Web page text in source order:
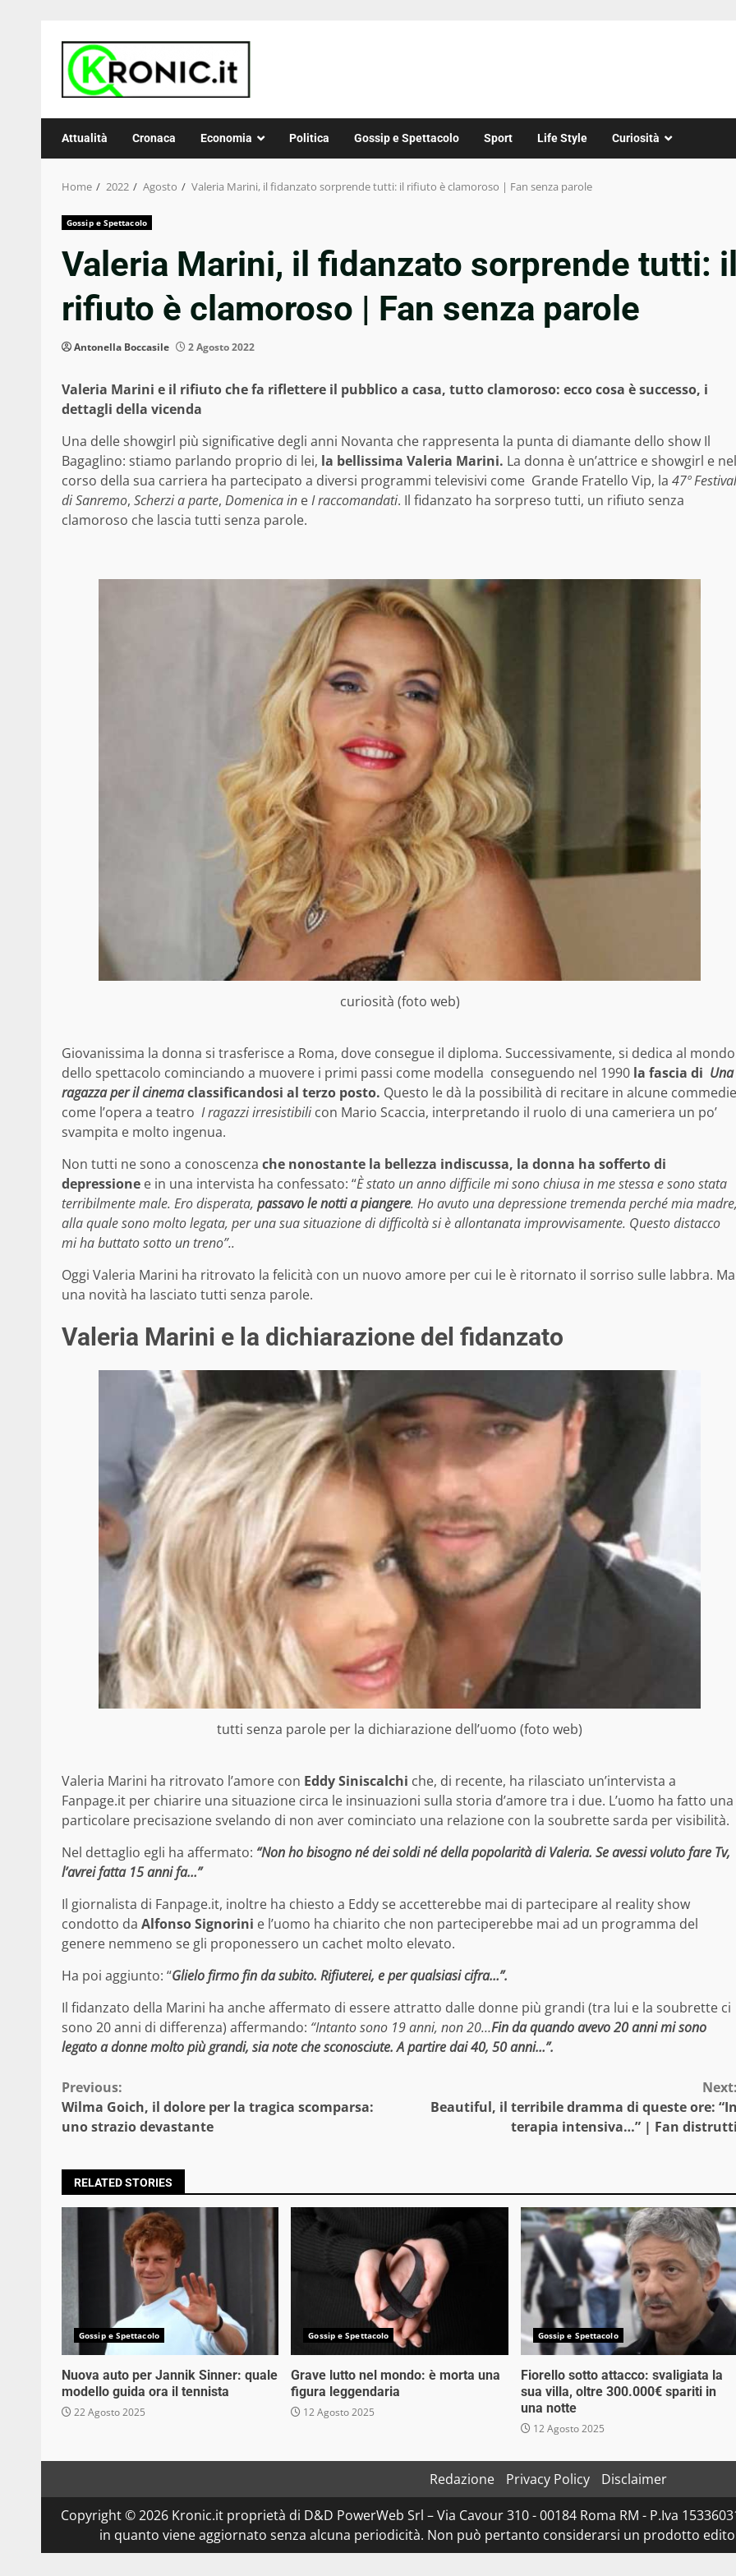
content
Attualità Cronaca Economia Politica Gossip e Spettacolo Sport Life Style Curiosità
Home 2022 Agosto Valeria Marini, il fidanzato sorprende tutti: il rifiuto è clamoroso | Fan senza parole
Gossip e Spettacolo
Valeria Marini, il fidanzato sorprende tutti:
rifiuto è clamoroso | Fan senza parole
Antonella Boccasile 2 Agosto 2022
Valeria Marini e il rifiuto che fa riflettere il pubblico a casa, tutto clamoroso: ecco cosa è successo, i
dettagli della vicenda
Una delle showgirl più significative degli anni Novanta che rappresenta la punta di diamante dello show Il
Bagaglino: stiamo parlando proprio di lei, la bellissima Valeria Marini. La donna è un’attrice e showgirl e nel
corso della sua carriera ha partecipato a diversi programmi televisivi come Grande Fratello Vip, la 47º Festival
di Sanremo, Scherzi a parte, Domenica in eI raccomandati. Il fidanzato ha sorpreso tutti, un rifiuto senza
clamoroso che lascia tutti senza parole.
curiosità (foto web)
Giovanissima la donna si trasferisce a Roma, dove consegue il diploma. Successivamente, si dedica al mondo
dello spettacolo cominciando a muovere i primi passi come modella conseguendo nel 1990 la fascia di Una
ragazza per il cinemaclassificandosi al terzo posto. Questo le dà la possibilità di recitare in alcune commedie
come l’opera a teatro I ragazzi irresistibili con Mario Scaccia, interpretando il ruolo di una cameriera un po’
svampita e molto ingenua.
Non tutti ne sono a conoscenza che nonostante la bellezza indiscussa, la donna ha sofferto di
depressione e in una intervista ha confessato: “È stato un anno difficile mi sono chiusa in me stessa e sono stata
terribilmente male. Ero disperata, passavo le notti a piangere. Ho avuto una depressione tremenda perché mia
alla quale sono molto legata, per una sua situazione di difficoltà si è allontanata improvvisamente. Questo distacco
mi ha buttato sotto un treno”..
Oggi Valeria Marini ha ritrovato la felicità con un nuovo amore per cui le è ritornato il sorriso sulle labbra. Ma
una novità ha lasciato tutti senza parole.
Valeria Marini e la dichiarazione del fidanzato
tutti senza parole per la dichiarazione dell’uomo (foto web)
Valeria Marini ha ritrovato l’amore con Eddy Siniscalchi che, di recente, ha rilasciato un’intervista a
Fanpage.it per chiarire una situazione circa le insinuazioni sulla storia d’amore tra i due. L’uomo ha fatto una
particolare precisazione svelando di non aver cominciato una relazione con la soubrette sarda per visibilità.
Nel dettaglio egli ha affermato: “Non ho bisogno né dei soldi né della popolarità di Valeria. Se avessi voluto fare Tv,
l’avrei fatta 15 anni fa…”
Il giornalista di Fanpage.it, inoltre ha chiesto a Eddy se accetterebbe mai di partecipare al reality show
condotto da Alfonso Signorini e l’uomo ha chiarito che non parteciperebbe mai ad un programma del
genere nemmeno se gli proponessero un cachet molto elevato.
Ha poi aggiunto: “Glielo firmo fin da subito. Rifiuterei, e per qualsiasi cifra…”.
Il fidanzato della Marini ha anche affermato di essere attratto dalle donne più grandi (tra lui e la soubrette ci
sono 20 anni di differenza) affermando: “Intanto sono 19 anni, non 20…Fin da quando avevo 20 anni mi sono
legato a donne molto più grandi, sia note che sconosciute. A partire dai 40, 50 anni…”.
Continue
Reading
Previous:
Wilma Goich, il dolore per la tragica scomparsa:
uno strazio devastante
Beautiful, il terribile dramma di queste ore:
terapia intensiva…” | Fan
RELATED STORIES
Gossip e Spettacolo
Nuova auto per Jannik Sinner: quale
modello guida ora il tennista
22 Agosto 2025
Gossip e Spettacolo
Grave lutto nel mondo: è morta una
figura leggendaria
12 Agosto 2025
Gossip e Spettacolo
Fiorello sotto attacco: svaligiata la
sua villa, oltre 300.000€ spariti in
una notte
12 Agosto 2025
Redazione Privacy Policy
Disclaimer
Copyright © 2026 Kronic.it proprietà di D&D PowerWeb Srl – Via Cavour 310 - 00184 Roma RM - P.Iva
in quanto viene aggiornato senza alcuna periodicità. Non può pertanto considerarsi un prodotto